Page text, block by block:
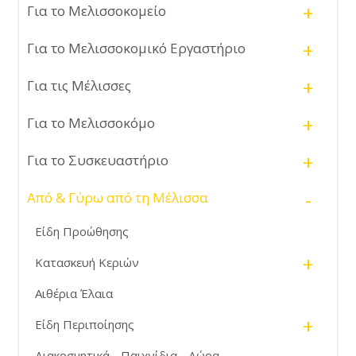
Για το Μελισσοκομείο +
Για το Μελισσοκομικό Εργαστήριο +
Για τις Μέλισσες +
Για το Μελισσοκόμο +
Για το Συσκευαστήριο +
Από & Γύρω από τη Μέλισσα -
Είδη Προώθησης
Κατασκευή Κεριών
+
Αιθέρια Έλαια
Είδη Περιποίησης
+